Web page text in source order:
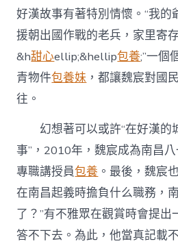
好漢故事有著特別情懷。“我的
援朝出國作戰的老兵，家里寄
&h甜心ellip;&hellip包養;”一個
青物件包養妹 ，都讓魏宸對國
往。
幻想著可以或許“在好漢的
事”，2010年，魏宸成為南昌
專職講授員包養 。最後，魏宸
在南昌起義時擔負什么職務，
了？”有不雅眾在觀賞時會提
答不下去。為此，他當真記載